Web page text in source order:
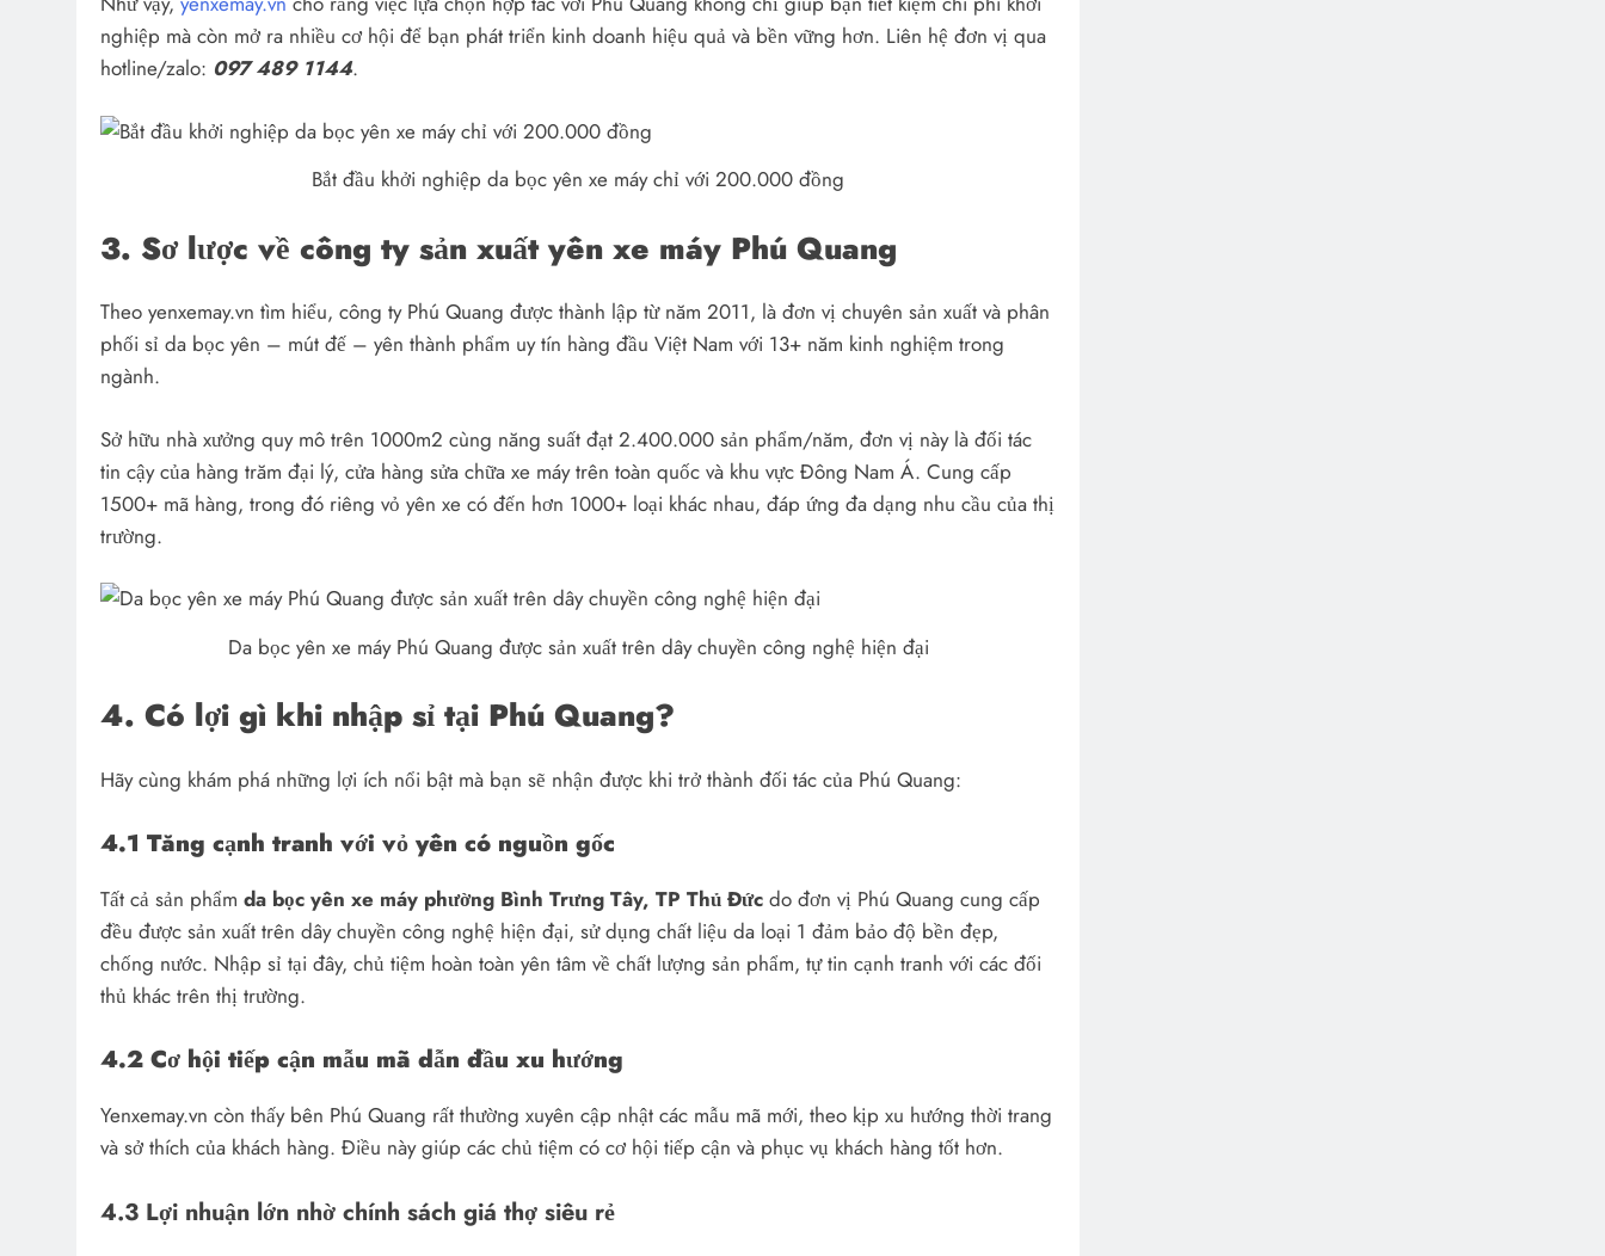
nghiệp mà còn mở ra nhiều cơ hội để bạn phát triển kinh doanh hiệu quả và bền vững hơn. Liên hệ đơn vị qua
hotline/zalo: 097 489 1144.
Bắt đầu khởi nghiệp da bọc yên xe máy chỉ với 200.000 đồng
3. Sơ lược về công ty sản xuất yên xe máy Phú Quang
Theo yenxemay.vn tìm hiểu, công ty Phú Quang được thành lập từ năm 2011, là đơn vị chuyên sản xuất và phân
phối sỉ da bọc yên – mút đế – yên thành phẩm uy tín hàng đầu Việt Nam với 13+ năm kinh nghiệm trong
ngành.
Sở hữu nhà xưởng quy mô trên 1000m2 cùng năng suất đạt 2.400.000 sản phẩm/năm, đơn vị này là đối tác
tin cậy của hàng trăm đại lý, cửa hàng sửa chữa xe máy trên toàn quốc và khu vực Đông Nam Á. Cung cấp
1500+ mã hàng, trong đó riêng vỏ yên xe có đến hơn 1000+ loại khác nhau, đáp ứng đa dạng nhu cầu của thị
trường.
Da bọc yên xe máy Phú Quang được sản xuất trên dây chuyền công nghệ hiện đại
4. Có lợi gì khi nhập sỉ tại Phú Quang?
Hãy cùng khám phá những lợi ích nổi bật mà bạn sẽ nhận được khi trở thành đối tác của Phú Quang:
4.1 Tăng cạnh tranh với vỏ yên có nguồn gốc
Tất cả sản phẩm da bọc yên xe máy phường Bình Trưng Tây, TP Thủ Đức do đơn vị Phú Quang cung cấp
đều được sản xuất trên dây chuyền công nghệ hiện đại, sử dụng chất liệu da loại 1 đảm bảo độ bền đẹp,
chống nước. Nhập sỉ tại đây, chủ tiệm hoàn toàn yên tâm về chất lượng sản phẩm, tự tin cạnh tranh với các đối
thủ khác trên thị trường.
4.2 Cơ hội tiếp cận mẫu mã dẫn đầu xu hướng
Yenxemay.vn còn thấy bên Phú Quang rất thường xuyên cập nhật các mẫu mã mới, theo kịp xu hướng thời trang
và sở thích của khách hàng. Điều này giúp các chủ tiệm có cơ hội tiếp cận và phục vụ khách hàng tốt hơn.
4.3 Lợi nhuận lớn nhờ chính sách giá thợ siêu rẻ